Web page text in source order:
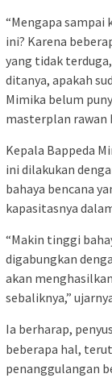
“Mengapa
ini? Karena
yang tidak
ditanya, apakah
Mimika belum
masterplan rawan
Kepala Bappeda
ini dilakukan
bahaya bencana
kapasitasnya
“Makin tinggi
digabungkan
akan
sebaliknya,”
Ia berharap,
beberapa hal,
penanggulangan